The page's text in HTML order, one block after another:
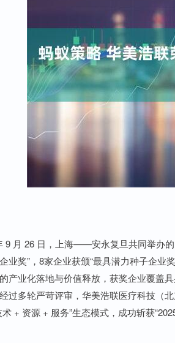
9 月 26 日，上海——安永复旦共同举办的
业奖”，8家企业获颁“最具潜力种子企业
产业化落地与价值释放，获奖企业覆盖
过多轮严苛评审，华美浩联医疗科技（
术 + 资源 + 服务”生态模式，成功斩获
深证成指 14311.01 200.89